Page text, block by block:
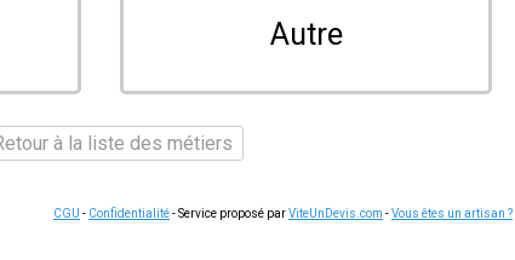
Autre
à la liste des métiers
CGU - Confidentialité- Service proposé parViteUnDevis.com -Vous êtes un artisan ?